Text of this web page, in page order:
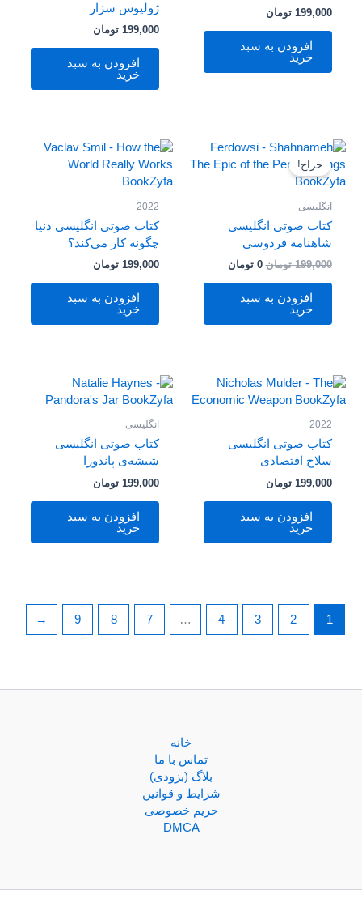
199,000 تومان
افزودن به سبد
خرید
ژولیوس سزار
199,000 تومان
افزودن به سبد
خرید
حراج!
انگلیسی
کتاب صوتی انگلیسی
شاهنامه فردوسی
199,000 تومان
قیمت
اصلی
199,000 تومان
0 تومان
قیمت
فعلی
0 تومان
افزودن به سبد
خرید
2022
کتاب صوتی انگلیسی دنیا
چگونه کار می‌کند؟
199,000 تومان
افزودن به سبد
خرید
2022
کتاب صوتی انگلیسی
سلاح اقتصادی
199,000 تومان
افزودن به سبد
خرید
انگلیسی
کتاب صوتی انگلیسی
شیشه‌ی پاندورا
199,000 تومان
افزودن به سبد
خرید
1
2
3
4
…
7
8
9
←
خانه
تماس با ما
بلاگ (بزودی)
شرایط و قوانین
حریم خصوصی
DMCA